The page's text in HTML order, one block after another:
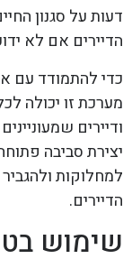
דעות על סגנון
הדיירים אם לא
כדי להתמודד עם
מערכת זו יכולה
ודיירים
יצירת סביבה
למחלוקות
הדיירים.
שימוש